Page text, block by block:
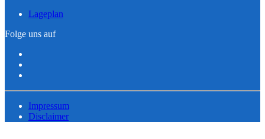
Lageplan
Folge uns auf
Impressum
Disclaimer